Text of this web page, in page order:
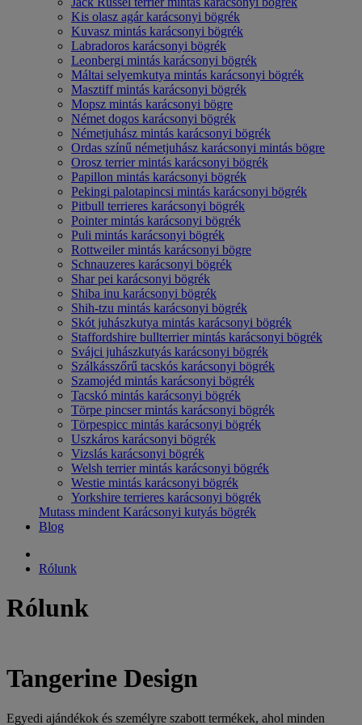
Kis olasz agár karácsonyi bögrék
Kuvasz mintás karácsonyi bögrék
Labradoros karácsonyi bögrék
Leonbergi mintás karácsonyi bögrék
Máltai selyemkutya mintás karácsonyi bögrék
Masztiff mintás karácsonyi bögrék
Mopsz mintás karácsonyi bögre
Német dogos karácsonyi bögrék
Németjuhász mintás karácsonyi bögrék
Ordas színű németjuhász karácsonyi mintás bögre
Orosz terrier mintás karácsonyi bögrék
Papillon mintás karácsonyi bögrék
Pekingi palotapincsi mintás karácsonyi bögrék
Pitbull terrieres karácsonyi bögrék
Pointer mintás karácsonyi bögrék
Puli mintás karácsonyi bögrék
Rottweiler mintás karácsonyi bögre
Schnauzeres karácsonyi bögrék
Shar pei karácsonyi bögrék
Shiba inu karácsonyi bögrék
Shih-tzu mintás karácsonyi bögrék
Skót juhászkutya mintás karácsonyi bögrék
Staffordshire bullterrier mintás karácsonyi bögrék
Svájci juhászkutyás karácsonyi bögrék
Szálkásszőrű tacskós karácsonyi bögrék
Szamojéd mintás karácsonyi bögrék
Tacskó mintás karácsonyi bögrék
Törpe pincser mintás karácsonyi bögrék
Törpespicc mintás karácsonyi bögrék
Uszkáros karácsonyi bögrék
Vizslás karácsonyi bögrék
Welsh terrier mintás karácsonyi bögrék
Westie mintás karácsonyi bögrék
Yorkshire terrieres karácsonyi bögrék
Mutass mindent Karácsonyi kutyás bögrék
Blog
Rólunk
Rólunk
Tangerine Design
Egyedi ajándékok és személyre szabott termékek, ahol minden